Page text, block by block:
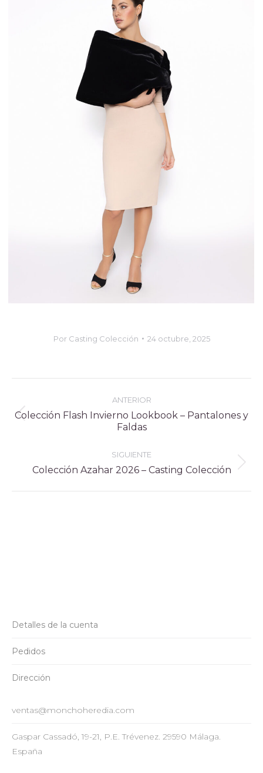
Por Casting Colección 24 octubre, 2025
entre
ANTERIOR
Álbum
Colección Flash Invierno Lookbook – Pantalones y
Faldas
SIGUIENTE
Álbum
Colección Azahar 2026 – Casting Colección
Detalles de la cuenta
Pedidos
Dirección
ventas@monchoheredia.com
Gaspar Cassadó, 19-21, P.E. Trévenez. 29590 Málaga.
España